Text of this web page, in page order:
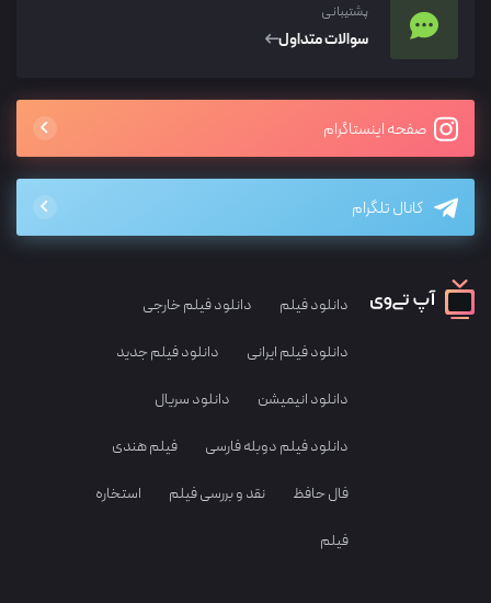
پشتیبانی
سوالات متداول
صفحه اینستاگرام
کانال تلگرام
دانلود فیلم دانلود فیلم خارجی
دانلود فیلم ایرانی دانلود فیلم جدید
دانلود انیمیشن دانلود سریال
دانلود فیلم دوبله فارسی فیلم هندی
فال حافظ نقد و بررسی فیلم استخاره
فیلم